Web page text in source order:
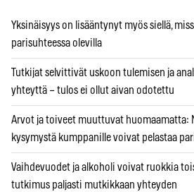
Yksinäisyys on lisääntynyt myös siellä,
parisuhteessa olevilla
Tutkijat selvittivät uskoon tulemisen ja
yhteyttä – tulos ei ollut aivan odotettu
Arvot ja toiveet muuttuvat huomaamatta:
kysymystä kumppanille voivat pelastaa
Vaihdevuodet ja alkoholi voivat ruokkia
tutkimus paljasti mutkikkaan yhteyden